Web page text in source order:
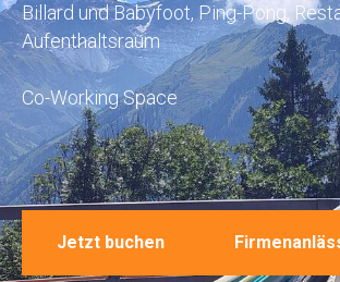
Billard und Babyfoot, Ping-Pong,
Aufenthaltsraum
Co-Working Space
Jetzt buchen